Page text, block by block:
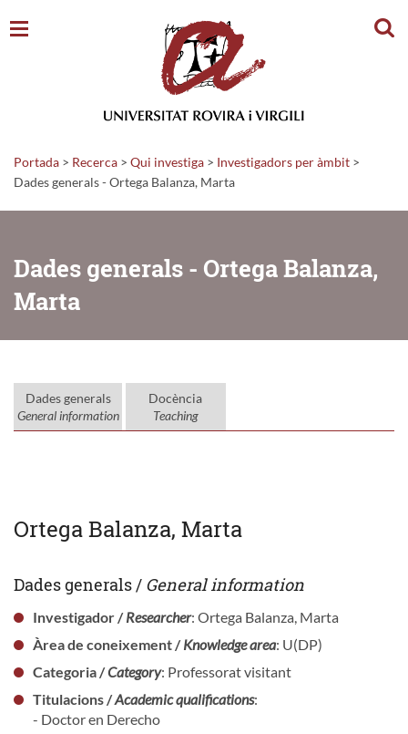
Portada > Recerca > Qui investiga > Investigadors per àmbit >
Dades generals - Ortega Balanza, Marta
Dades generals - Ortega Balanza,
Marta
Dades generals
General information
Docència
Teaching
Ortega Balanza, Marta
Dades generals / General information
Investigador /Researcher: Ortega Balanza, Marta
Àrea de coneixement /Knowledge area: U(DP)
Categoria /Category: Professorat visitant
Titulacions /Academic qualifications:
- Doctor en Derecho